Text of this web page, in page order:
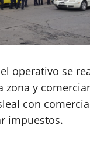
operativo se
zona y
con
impuestos.